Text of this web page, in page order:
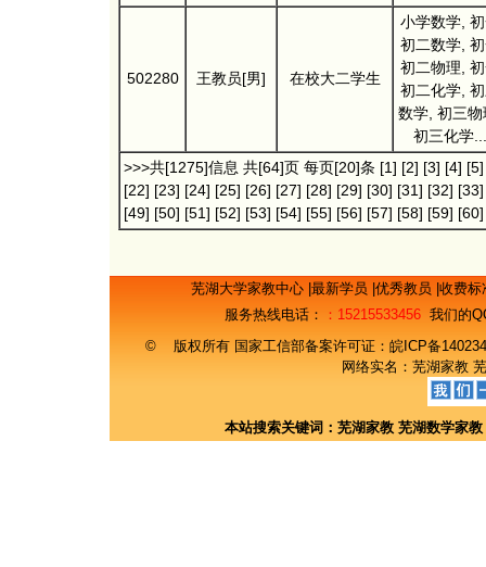
502280 王教员[男] 在校大二学生
小学数学,
初二数学,
初二物理,
初二化学,
数学, 初三物
初三化学...
>>>共[1275]信息 共[64]页 每页[20]条 [1] [2] [3] [4] [5]
[22] [23] [24] [25] [26] [27] [28] [29] [30] [31] [32] [33]
[49] [50] [51] [52] [53] [54] [55] [56] [57] [58] [59] [60]
芜湖大学家教中心 最新学员 优秀教员 收费
服务热线电话：
：15215533456 我们的
© 版权所有 国家工信部备案许可证： 皖ICP备
网络实名： 芜湖家教
本站搜索关键词： 芜湖家教 芜湖数学家教